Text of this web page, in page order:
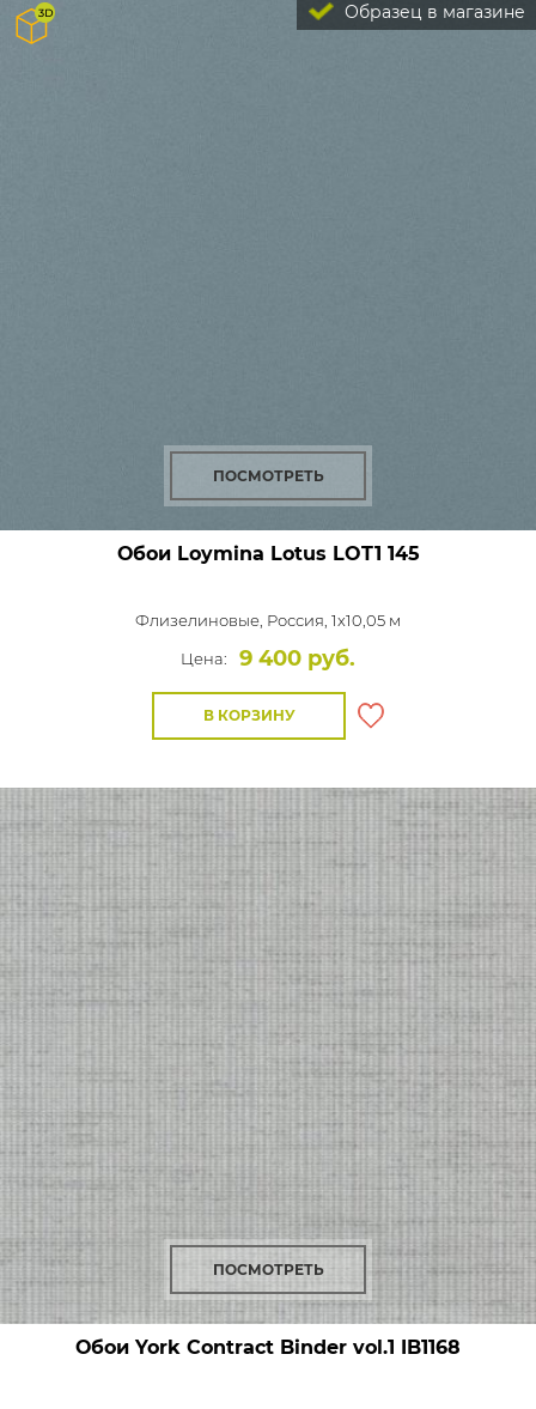
Образец в магазине
ПОСМОТРЕТЬ
Обои Loymina Lotus LOT1 145
Флизелиновые, Россия, 1x10,05 м
Цена:
9 400 руб.
В КОРЗИНУ
ПОСМОТРЕТЬ
Обои York Contract Binder vol.1 IB1168